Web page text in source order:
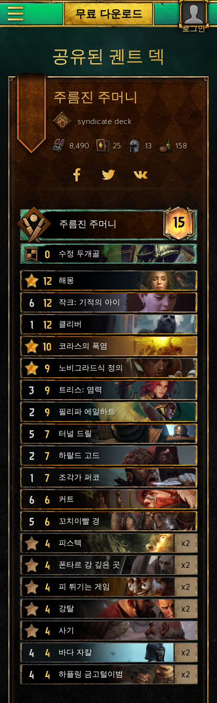
로그인
무료 다운로드
공유된 궨트 덱
주름진 주머니
syndicate deck
8,490 25 13 158
주름진 주머니 15
0 수정 두개골
12 해몽
6 12 작크: 기적의 아이
1 12 클리버
10 코라스의 폭염
9 노비그라드식 정의
3 9 트리스: 염력
2 9 필리파 에일하트
5 7 터널 드릴
2 7 하랄드 고드
1 7 조각가 퍼코
6 6 커트
5 6 꼬치이빨 경
4 피스텍 x2
4 폰타르 강 깊은 곳 x2
4 피 튀기는 게임 x2
4 강탈 x2
4 사기
4 4 바다 자칼 x2
4 4 하플링 금고털이범 x2